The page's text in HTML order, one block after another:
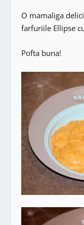
O mamaliga
farfuriile Ellipse
Pofta buna!